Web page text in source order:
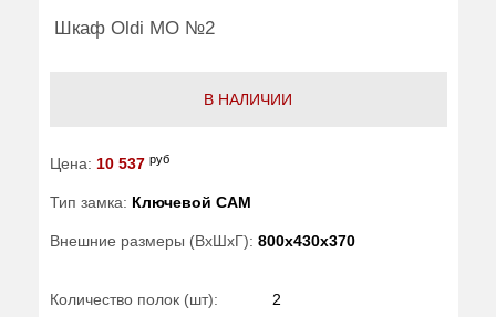
Шкаф Oldi МО №2
В НАЛИЧИИ
Цена: 10 537 руб
Тип замка: Ключевой САМ
Внешние размеры (ВхШхГ): 800x430x370
Количество полок (шт): 2